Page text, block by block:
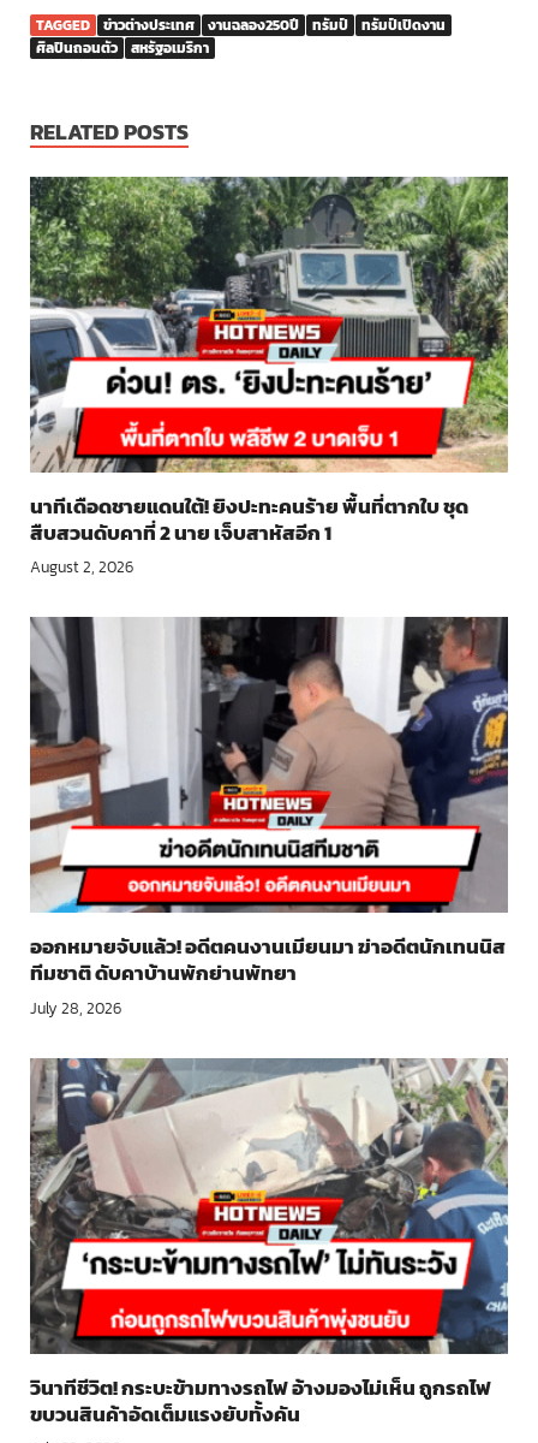
TAGGED ข่าวต่างประเทศ งานฉลอง250ปี ทรัมป์
ทรัมป์เปิดงาน
ศิลปินถอนตัว
สหรัฐอเมริกา
RELATED POSTS
นาทีเดือดชายแดนใต้! ยิงปะทะคนร้าย พื้นที่ตากใบ ชุด
สืบสวนดับคาที่ 2 นาย เจ็บสาหัสอีก 1
August 2, 2026
ออกหมายจับแล้ว! อดีตคนงานเมียนมา ฆ่าอดีตนักเทนนิส
ทีมชาติ ดับคาบ้านพักย่านพัทยา
July 28, 2026
วินาทีชีวิต! กระบะข้ามทางรถไฟ อ้างมองไม่เห็น ถูกรถไฟ
ขบวนสินค้าอัดเต็มแรงยับทั้งคัน